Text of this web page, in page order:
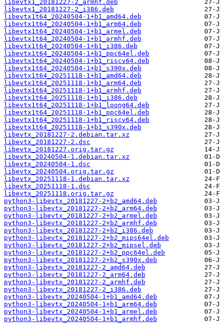
libevtx1_20181227-2_armhf.deb
libevtx1_20181227-2_i386.deb
libevtx1t64_20240504-1+b1_amd64.deb
libevtx1t64_20240504-1+b1_arm64.deb
libevtx1t64_20240504-1+b1_armel.deb
libevtx1t64_20240504-1+b1_armhf.deb
libevtx1t64_20240504-1+b1_i386.deb
libevtx1t64_20240504-1+b1_ppc64el.deb
libevtx1t64_20240504-1+b1_riscv64.deb
libevtx1t64_20240504-1+b1_s390x.deb
libevtx1t64_20251118-1+b1_amd64.deb
libevtx1t64_20251118-1+b1_arm64.deb
libevtx1t64_20251118-1+b1_armhf.deb
libevtx1t64_20251118-1+b1_i386.deb
libevtx1t64_20251118-1+b1_loong64.deb
libevtx1t64_20251118-1+b1_ppc64el.deb
libevtx1t64_20251118-1+b1_riscv64.deb
libevtx1t64_20251118-1+b1_s390x.deb
libevtx_20181227-2.debian.tar.xz
libevtx_20181227-2.dsc
libevtx_20181227.orig.tar.gz
libevtx_20240504-1.debian.tar.xz
libevtx_20240504-1.dsc
libevtx_20240504.orig.tar.gz
libevtx_20251118-1.debian.tar.xz
libevtx_20251118-1.dsc
libevtx_20251118.orig.tar.gz
python3-libevtx_20181227-2+b2_amd64.deb
python3-libevtx_20181227-2+b2_arm64.deb
python3-libevtx_20181227-2+b2_armel.deb
python3-libevtx_20181227-2+b2_armhf.deb
python3-libevtx_20181227-2+b2_i386.deb
python3-libevtx_20181227-2+b2_mips64el.deb
python3-libevtx_20181227-2+b2_mipsel.deb
python3-libevtx_20181227-2+b2_ppc64el.deb
python3-libevtx_20181227-2+b2_s390x.deb
python3-libevtx_20181227-2_amd64.deb
python3-libevtx_20181227-2_arm64.deb
python3-libevtx_20181227-2_armhf.deb
python3-libevtx_20181227-2_i386.deb
python3-libevtx_20240504-1+b1_amd64.deb
python3-libevtx_20240504-1+b1_arm64.deb
python3-libevtx_20240504-1+b1_armel.deb
python3-libevtx_20240504-1+b1_armhf.deb